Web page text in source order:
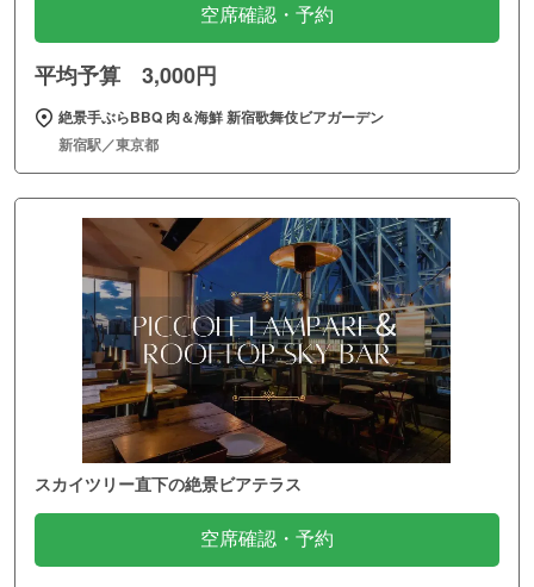
空席確認・予約
平均予算 3,000円
絶景手ぶらBBQ 肉＆海鮮 新宿歌舞伎ビアガーデン
新宿駅／東京都
スカイツリー直下の絶景ビアテラス
空席確認・予約